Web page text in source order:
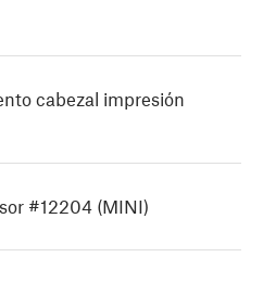
cabezal impresión
#12204 (MINI)